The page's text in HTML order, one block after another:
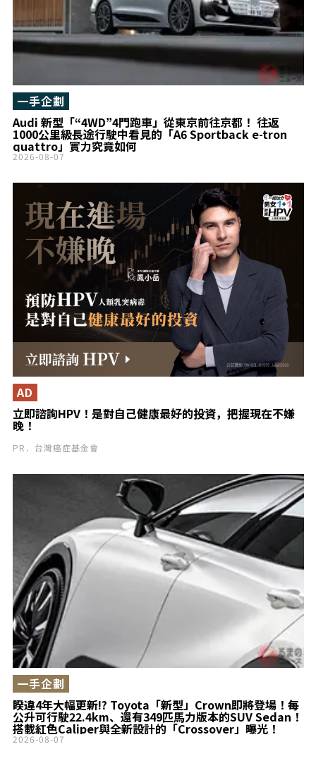
Audi 新型「“4WD”4門跑車」從東京前往京都！ 往返
1000公里級長途行駛中看見的「A6 Sportback e-tron
quattro」實力究竟如何
一手企劃
2026-08-07
立即諮詢HPV！是對自己健康最好的投資，把握現在不嫌
晚！
AD
PR．台灣癌症基金會
睽違4年大幅更新!? Toyota「新型」Crown即將登場！每
公升可行駛22.4km、還有349匹馬力版本的SUV Sedan！
搭載紅色Caliper與全新設計的「Crossover」曝光！
一手企劃
2026-08-07